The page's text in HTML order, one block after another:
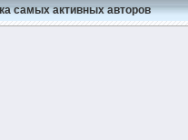
самых активных авторов